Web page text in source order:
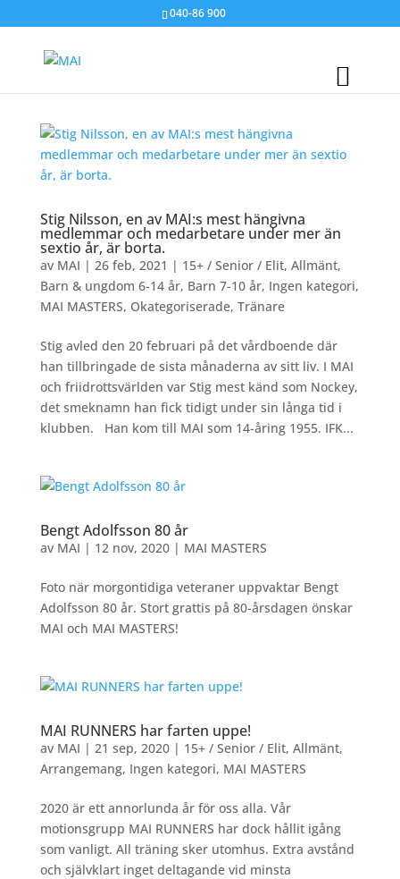
040-86 900
Stig Nilsson, en av MAI:s mest hängivna
medlemmar och medarbetare under mer än
sextio år, är borta.
av MAI | 26 feb, 2021 | 15+ / Senior / Elit, Allmänt,
Barn & ungdom 6-14 år, Barn 7-10 år, Ingen kategori,
MAI MASTERS, Okategoriserade, Tränare
Stig avled den 20 februari på det vårdboende där
han tillbringade de sista månaderna av sitt liv. I MAI
och friidrottsvärlden var Stig mest känd som Nockey,
det smeknamn han fick tidigt under sin långa tid i
klubben. Han kom till MAI som 14-åring 1955. IFK...
Bengt Adolfsson 80 år
av MAI | 12 nov, 2020| MAI MASTERS
Foto när morgontidiga veteraner uppvaktar Bengt
Adolfsson 80 år. Stort grattis på 80-årsdagen önskar
MAI och MAI MASTERS!
MAI RUNNERS har farten uppe!
av MAI | 21 sep, 2020| 15+ / Senior / Elit, Allmänt,
Arrangemang, Ingen kategori, MAI MASTERS
2020 är ett annorlunda år för oss alla. Vår
motionsgrupp MAI RUNNERS har dock hållit igång
som vanligt. All träning sker utomhus. Extra avstånd
och självklart inget deltagande vid minsta